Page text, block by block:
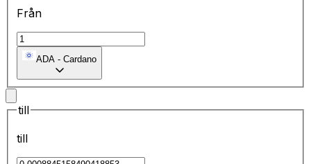
Från
ADA - Cardano
till
till